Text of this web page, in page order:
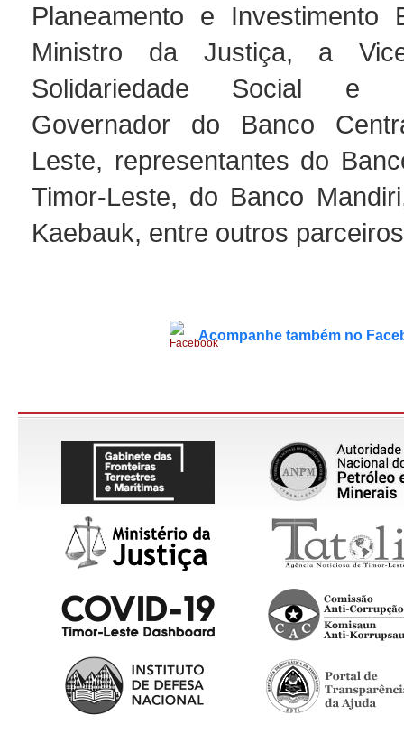
Planeamento e Investimento
Ministro da Justiça, a
Solidariedade Social e
Governador do Banco
Leste, representantes do
Timor-Leste, do Banco
Kaebauk, entre outros
Acompanhe também no